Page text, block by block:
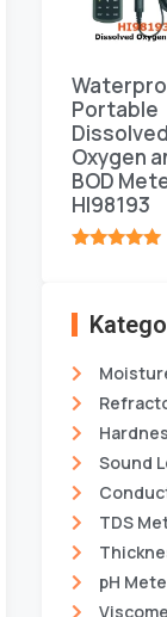
Portable
Dissolved
Oxygen
BOD
HI98193
Sound
TDS
pH